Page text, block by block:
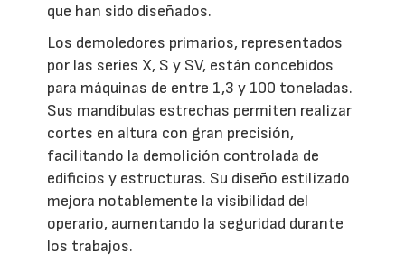
que han sido diseñados.
Los demoledores primarios, representados
por las series X, S y SV, están concebidos
para máquinas de entre 1,3 y 100 toneladas.
Sus mandíbulas estrechas permiten realizar
cortes en altura con gran precisión,
facilitando la demolición controlada de
edificios y estructuras. Su diseño estilizado
mejora notablemente la visibilidad del
operario, aumentando la seguridad durante
los trabajos.